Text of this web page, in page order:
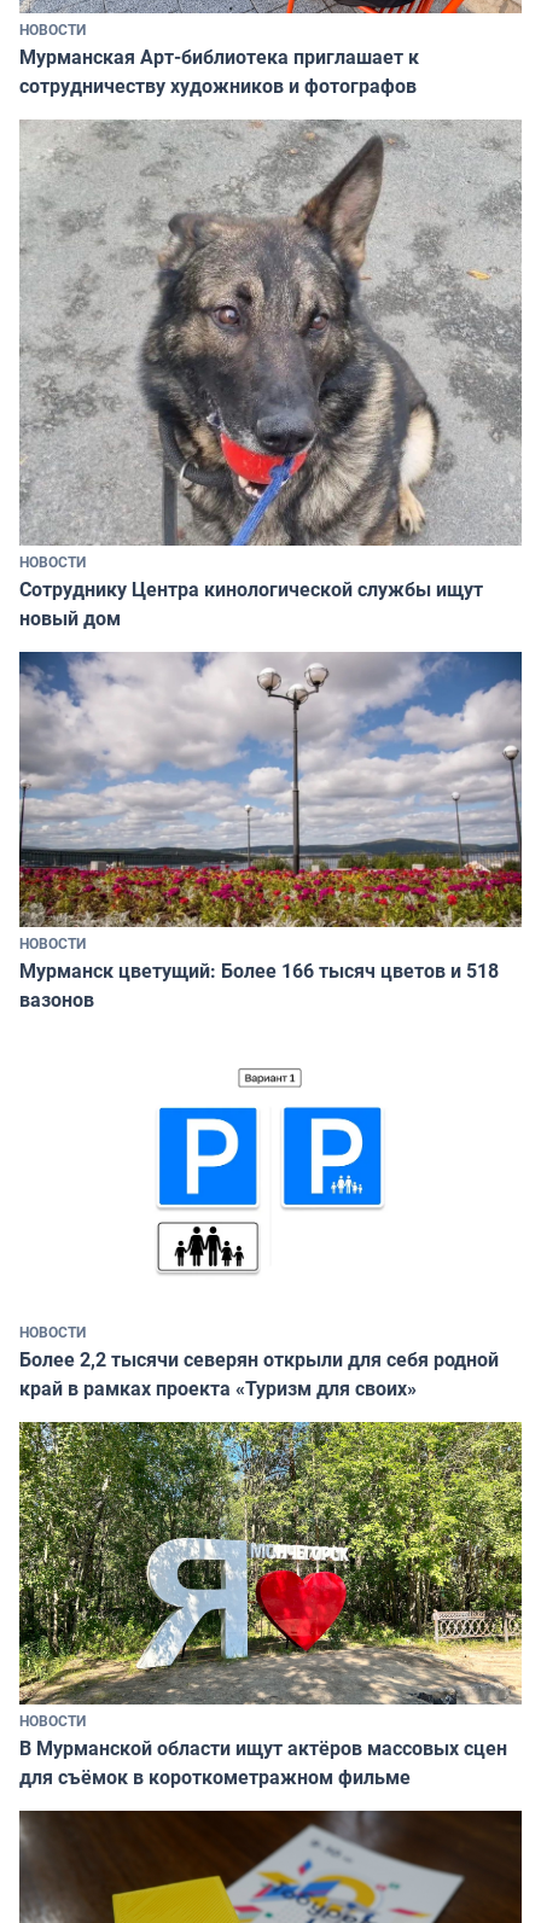
НОВОСТИ
Мурманская Арт-библиотека приглашает к
сотрудничеству художников и фотографов
НОВОСТИ
Сотруднику Центра кинологической службы ищут
новый дом
НОВОСТИ
Мурманск цветущий: Более 166 тысяч цветов и 518
вазонов
НОВОСТИ
Более 2,2 тысячи северян открыли для себя родной
край в рамках проекта «Туризм для своих»
НОВОСТИ
В Мурманской области ищут актёров массовых сцен
для съёмок в короткометражном фильме